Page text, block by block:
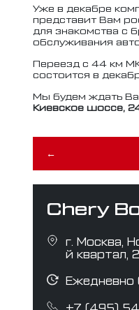
Уже в декабре
представит Вам
для знакомства с
обслуживания
Переезд с 44 км
состоится в
Мы будем ждать
Киевское шоссе,
Chery
г. Москва,
й квартал, 2
Ежедневно
+7 (495)